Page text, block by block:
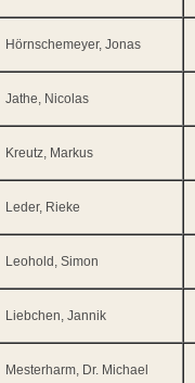
Hörnschemeyer, Jonas
Jathe, Nicolas
Kreutz, Markus
Leder, Rieke
Leohold, Simon
Liebchen, Jannik
Mesterharm, Dr. Michael